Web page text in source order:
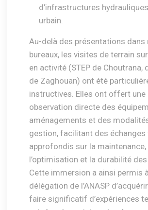
d’infrastructures
urbain.
Au-delà des présentations dans
bureaux, les visites de terrain
en activité (STEP de Choutrana,
de Zaghouan) ont été
instructives. Elles ont offert une
observation directe des
aménagements et des
gestion, facilitant des échanges
approfondis sur la maintenance,
l’optimisation et la durabilité
Cette immersion a ainsi permis
délégation de l’ANASP
faire significatif d’expériences